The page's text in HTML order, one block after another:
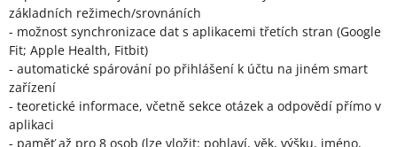
základních režimech/srovnáních
- možnost synchronizace dat s aplikacemi třetích stran (Google
Fit; Apple Health, Fitbit)
- automatické spárování po přihlášení k účtu na jiném smart
zařízení
- teoretické informace, včetně sekce otázek a odpovědí přímo v
aplikaci
- paměť až pro 8 osob (lze vložit: pohlaví, věk, výšku, jméno,